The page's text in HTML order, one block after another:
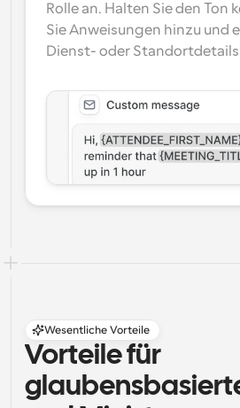
Rolle an. Halten Sie den Ton
Sie Anweisungen hinzu und
Dienst- oder
Wesentliche Vorteile
Vorteile für